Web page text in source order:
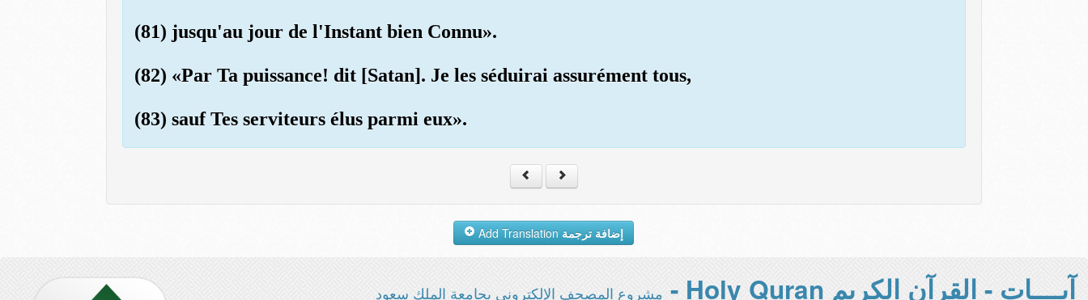
(81) jusqu'au jour de l'Instant bien Connu».
(82) «Par Ta puissance! dit [Satan]. Je les séduirai assurément tous,
(83) sauf Tes serviteurs élus parmi eux».
إضافة ترجمة
آيــــات - القرآن الكريم Holy Quran - مشروع المصحف الإلكتروني بجامعة الملك سعود